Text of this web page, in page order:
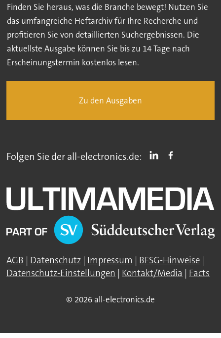
Finden Sie heraus, was die Branche bewegt! Nutzen Sie
das umfangreiche Heftarchiv für Ihre Recherche und
profitieren Sie von detaillierten Suchergebnissen. Die
aktuellste Ausgabe können Sie bis zu 14 Tage nach
Erscheinungstermin kostenlos lesen.
Zu den Ausgaben
Folgen Sie der all-electronics.de:
AGB | Datenschutz | Impressum | BFSG-Hinweise |
Datenschutz-Einstellungen | Kontakt/Media | Facts
© 2026 all-electronics.de